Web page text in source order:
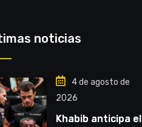
noticias
4 de agosto de
2026
Khabib anticipa el